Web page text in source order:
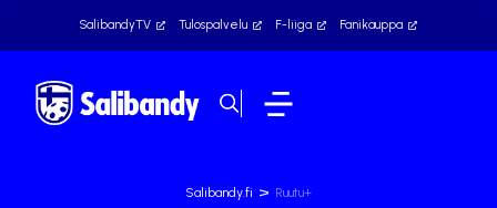
SalibandyTV Tulospalvelu F-liiga Fanikauppa
Salibandy.fi > Ruutu+